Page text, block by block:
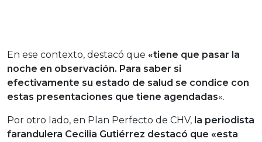
En ese contexto, destacó que «tiene que pasar la
noche en observación. Para saber si
efectivamente su estado de salud se condice con
estas presentaciones que tiene agendadas«.
Por otro lado, en Plan Perfecto de CHV, la periodista
farandulera Cecilia Gutiérrez destacó que «esta